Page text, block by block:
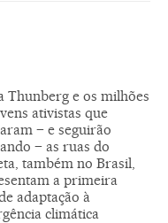
Thunberg e os milhões
ativistas que
– e seguirão
– as ruas do
também no Brasil,
a primeira
adaptação à
climática